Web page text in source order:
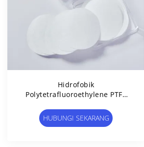
Hidrofobik
Polytetrafluoroethylene PTFE
25mm Dia
HUBUNGI SEKARANG